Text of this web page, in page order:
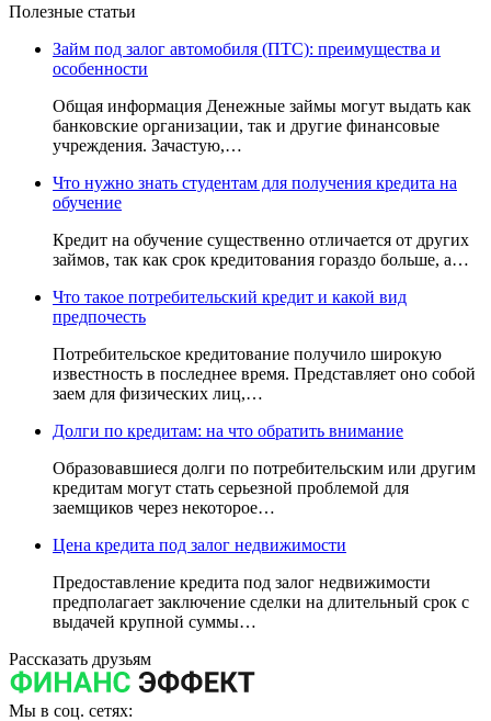
Полезные статьи
Займ под залог автомобиля (ПТС): преимущества и
особенности
Общая информация Денежные займы могут выдать как
банковские организации, так и другие финансовые
учреждения. Зачастую,…
Что нужно знать студентам для получения кредита на
обучение
Кредит на обучение существенно отличается от других
займов, так как срок кредитования гораздо больше, а…
Что такое потребительский кредит и какой вид
предпочесть
Потребительское кредитование получило широкую
известность в последнее время. Представляет оно собой
заем для физических лиц,…
Долги по кредитам: на что обратить внимание
Образовавшиеся долги по потребительским или другим
кредитам могут стать серьезной проблемой для
заемщиков через некоторое…
Цена кредита под залог недвижимости
Предоставление кредита под залог недвижимости
предполагает заключение сделки на длительный срок с
выдачей крупной суммы…
Рассказать друзьям
Мы в соц. сетях: